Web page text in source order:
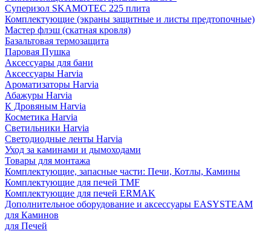
Суперизол SKAMOTEC 225 плита
Комплектующие (экраны защитные и листы предтопочные)
Мастер флэш (скатная кровля)
Базальтовая термозащита
Паровая Пушка
Аксессуары для бани
Аксессуары Harvia
Ароматизаторы Harvia
Абажуры Harvia
К Дровяным Harvia
Косметика Harvia
Светильники Harvia
Светодиодные ленты Harvia
Уход за каминами и дымоходами
Товары для монтажа
Комплектующие, запасные части: Печи, Котлы, Камины
Комплектующие для печей TMF
Комплектующие для печей ERMAK
Дополнительное оборудование и аксессуары EASYSTEAM
для Каминов
для Печей